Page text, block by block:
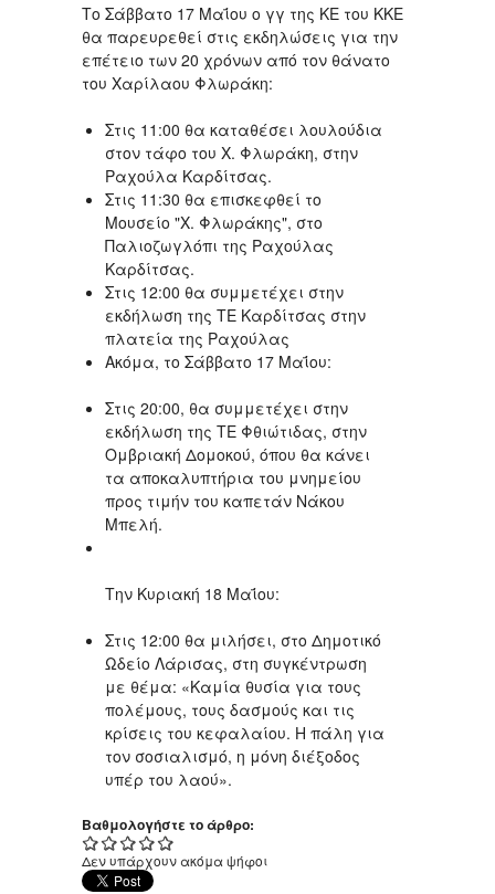
Το Σάββατο 17 Μαΐου ο γγ της ΚΕ του ΚΚΕ
θα παρευρεθεί στις εκδηλώσεις για την
επέτειο των 20 χρόνων από τον θάνατο
του Χαρίλαου Φλωράκη:
Στις 11:00 θα καταθέσει λουλούδια
στον τάφο του Χ. Φλωράκη, στην
Ραχούλα Καρδίτσας.
Στις 11:30 θα επισκεφθεί το
Μουσείο "Χ. Φλωράκης", στο
Παλιοζωγλόπι της Ραχούλας
Καρδίτσας.
Στις 12:00 θα συμμετέχει στην
εκδήλωση της ΤΕ Καρδίτσας στην
πλατεία της Ραχούλας
Ακόμα, το Σάββατο 17 Μαΐου:
Στις 20:00, θα συμμετέχει στην
εκδήλωση της ΤΕ Φθιώτιδας, στην
Ομβριακή Δομοκού, όπου θα κάνει
τα αποκαλυπτήρια του μνημείου
προς τιμήν του καπετάν Νάκου
Μπελή.
Την Κυριακή 18 Μαΐου:
Στις 12:00 θα μιλήσει, στο Δημοτικό
Ωδείο Λάρισας, στη συγκέντρωση
με θέμα: «Καμία θυσία για τους
πολέμους, τους δασμούς και τις
κρίσεις του κεφαλαίου. Η πάλη για
τον σοσιαλισμό, η μόνη διέξοδος
υπέρ του λαού».
Βαθμολογήστε το άρθρο:
Δεν υπάρχουν ακόμα ψήφοι